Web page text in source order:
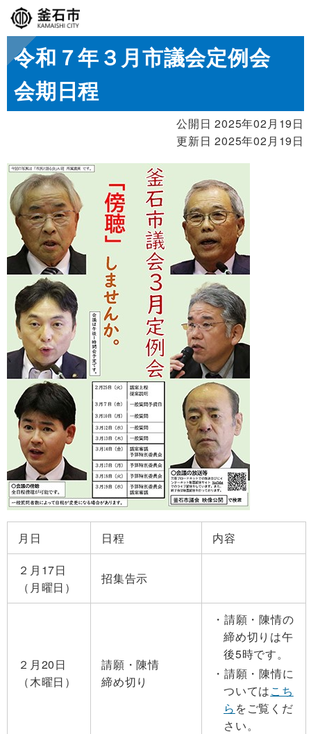
令和７年３月市議会定例会
会期日程
公開日 2025年02月19日
更新日 2025年02月19日
月日 日程
内容
２月17日
（月曜日）
招集告示
２月20日
（木曜日）
請願・陳情
締め切り
請願・陳情の
締め切りは午
後5時です。
請願・陳情に
ついてはこち
ら をご覧くだ
さい。